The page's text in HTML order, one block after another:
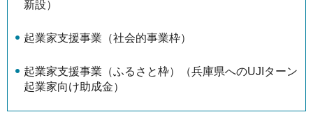
新設）
起業家支援事業（社会的事業枠）
起業家支援事業（ふるさと枠）（兵庫県へのUJIターン
起業家向け助成金）